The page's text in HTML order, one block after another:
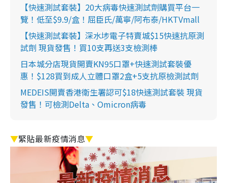
【快速測試套裝】20大病毒快速測試劑購買平台一
覽！低至$9.9/盒！屈臣氏/萬寧/阿布泰/HKTVmall
【快速測試套裝】深水埗電子特賣城$15快速抗原測
試劑 現貨發售！買10支再送3支檢測棒
日本城分店現貨開賣KN95口罩+快速測試套裝優
惠！$128買到成人立體口罩2盒+5支抗原檢測試劑
MEDEIS開賣香港衛生署認可$18快速測試套裝 現貨
發售！可檢測Delta、Omicron病毒
▼緊貼最新疫情消息▼